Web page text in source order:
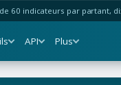
60 indicateurs par partant,
API Plus